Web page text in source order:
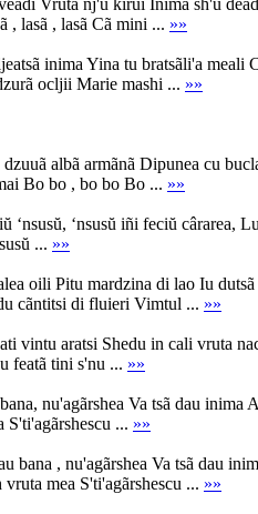
, lasã , lasã Cã mini ... »»
Yina tu bratsãli'a meali
ocljii Marie mashi ... »»
armãnã Dipunea cu bucla'n
Bo bo , bo bo Bo ... »»
‘nsusŭ iñi feciŭ cârarea,
... »»
mardzina di lao Iu dutsã
cãntitsi di fluieri Vimtul ... »»
Shedu in cali vruta naca
featã tini s'nu ... »»
Va tsã dau inima
... »»
nu'agãrshea Va tsã dau inima
mea S'ti'agãrshescu ... »»